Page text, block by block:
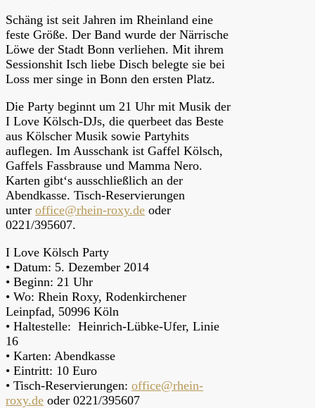
Schäng ist seit Jahren im Rheinland eine
feste Größe. Der Band wurde der Närrische
Löwe der Stadt Bonn verliehen. Mit ihrem
Sessionshit Isch liebe Disch belegte sie bei
Loss mer singe in Bonn den ersten Platz.
Die Party beginnt um 21 Uhr mit Musik der
I Love Kölsch-DJs, die querbeet das Beste
aus Kölscher Musik sowie Partyhits
auflegen. Im Ausschank ist Gaffel Kölsch,
Gaffels Fassbrause und Mamma Nero.
Karten gibt‘s ausschließlich an der
Abendkasse. Tisch-Reservierungen
unter office@rhein-roxy.de oder
0221/395607.
I Love Kölsch Party
• Datum: 5. Dezember 2014
• Beginn: 21 Uhr
• Wo: Rhein Roxy, Rodenkirchener
Leinpfad, 50996 Köln
• Haltestelle: Heinrich-Lübke-Ufer, Linie
16
• Karten: Abendkasse
• Eintritt: 10 Euro
• Tisch-Reservierungen: office@rhein-
roxy.de oder 0221/395607